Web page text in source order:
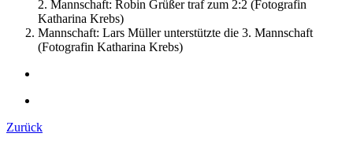
2. Mannschaft: Robin Grüßer traf zum 2:2 (Fotografin
Katharina Krebs)
Mannschaft: Lars Müller unterstützte die 3. Mannschaft
(Fotografin Katharina Krebs)
Zurück